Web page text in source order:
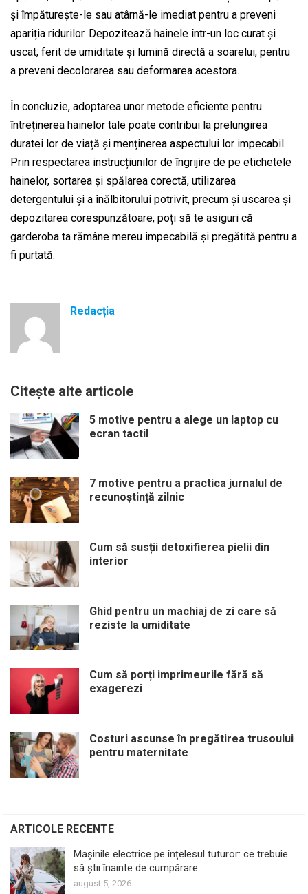
și împăturește-le sau atârnă-le imediat pentru a preveni
apariția ridurilor. Depozitează hainele într-un loc curat și
uscat, ferit de umiditate și lumină directă a soarelui, pentru
a preveni decolorarea sau deformarea acestora.
În concluzie, adoptarea unor metode eficiente pentru
întreținerea hainelor tale poate contribui la prelungirea
duratei lor de viață și menținerea aspectului lor impecabil.
Prin respectarea instrucțiunilor de îngrijire de pe etichetele
hainelor, sortarea și spălarea corectă, utilizarea
detergentului și a înălbitorului potrivit, precum și uscarea și
depozitarea corespunzătoare, poți să te asiguri că
garderoba ta rămâne mereu impecabilă și pregătită pentru a
fi purtată.
Redacția
Citește alte articole
5 motive pentru a alege un laptop cu
ecran tactil
7 motive pentru a practica jurnalul de
recunoștință zilnic
Cum să susții detoxifierea pielii din
interior
Ghid pentru un machiaj de zi care să
reziste la umiditate
Cum să porți imprimeurile fără să
exagerezi
Costuri ascunse în pregătirea trusoului
pentru maternitate
ARTICOLE RECENTE
Mașinile electrice pe înțelesul tuturor: ce trebuie
să știi înainte de cumpărare
august 5, 2026